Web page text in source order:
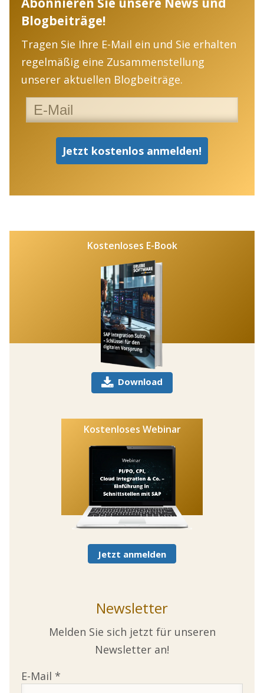
Blogbeiträge!
Tragen Sie Ihre E-Mail ein und Sie erhalten
regelmäßig eine Zusammenstellung
unserer aktuellen Blogbeiträge.
Kostenloses E-Book
Download
Kostenloses Webinar
Jetzt anmelden
Newsletter
Melden Sie sich jetzt für unseren
Newsletter an!